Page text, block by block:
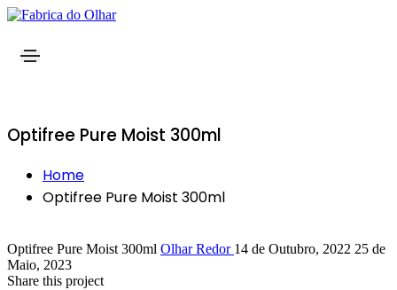
Optifree Pure Moist 300ml
Home
Optifree Pure Moist 300ml
Optifree Pure Moist 300ml Olhar Redor 14 de Outubro, 2022 25 de
Maio, 2023
Share this project